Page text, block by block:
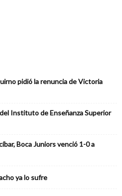
pidió la renuncia de Victoria
Instituto de Enseñanza Superior
Boca Juniors venció 1-0 a
ya lo sufre